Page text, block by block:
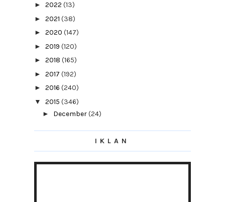
► 2022 (13)
► 2021 (38)
► 2020 (147)
► 2019 (120)
► 2018 (165)
► 2017 (192)
► 2016 (240)
▼ 2015 (346)
► December(24)
(39)IKLAN